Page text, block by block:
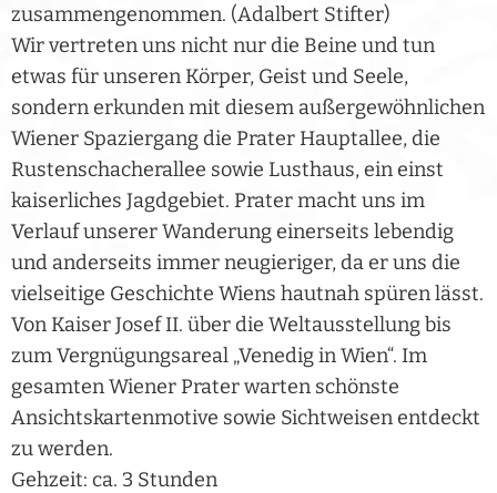
zusammengenommen. (Adalbert Stifter)
Wir vertreten uns nicht nur die Beine und tun
etwas für unseren Körper, Geist und Seele,
sondern erkunden mit diesem außergewöhnlichen
Wiener Spaziergang die Prater Hauptallee, die
Rustenschacherallee sowie Lusthaus, ein einst
kaiserliches Jagdgebiet. Prater macht uns im
Verlauf unserer Wanderung einerseits lebendig
und anderseits immer neugieriger, da er uns die
vielseitige Geschichte Wiens hautnah spüren lässt.
Von Kaiser Josef II. über die Weltausstellung bis
zum Vergnügungsareal „Venedig in Wien“. Im
gesamten Wiener Prater warten schönste
Ansichtskartenmotive sowie Sichtweisen entdeckt
zu werden.
Gehzeit: ca. 3 Stunden